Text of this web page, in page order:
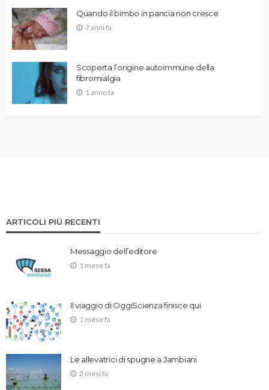
Quando il bimbo in pancia non cresce
7 anni fa
Scoperta l’origine autoimmune della
fibromialgia
1 anno fa
ARTICOLI PIÙ RECENTI
Messaggio dell’editore
1 mese fa
Il viaggio di OggiScienza finisce qui
1 mese fa
Le allevatrici di spugne a Jambiani
2 mesi fa